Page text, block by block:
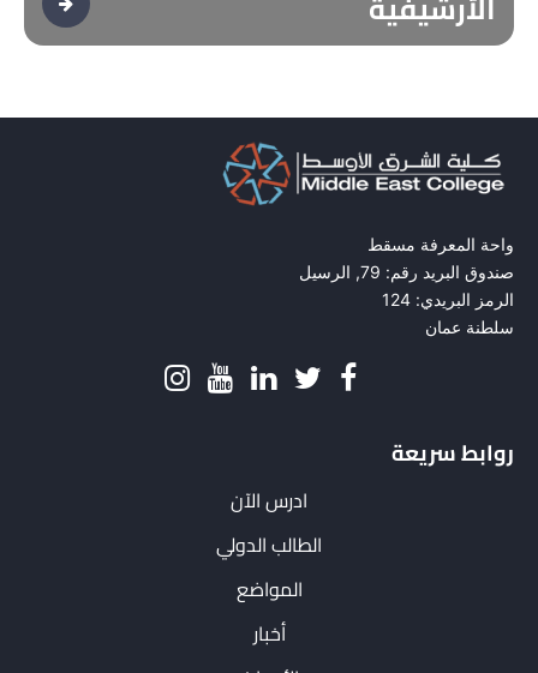
واحة المعرفة مسقط
صندوق البريد رقم: 79, الرسيل
الرمز البريدي: 124
سلطنة عمان
روابط سريعة
ادرس الآن
الطالب الدولي
المواضع
أخبار